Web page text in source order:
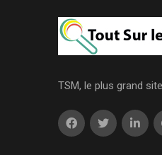
TSM, le plus grand